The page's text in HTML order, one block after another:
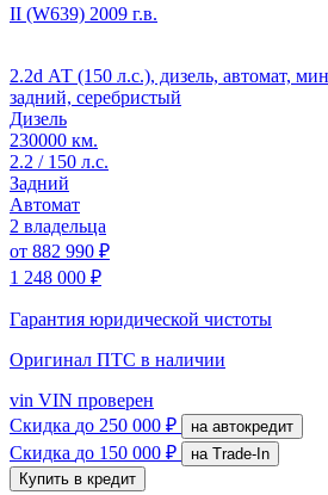
II (W639) 2009 г.в.
2.2d АТ (150 л.с.), дизель, автомат,
задний, серебристый
Дизель
230000 км.
2.2 / 150 л.с.
Задний
Автомат
2 владельца
от 882 990 ₽
1 248 000 ₽
Гарантия юридической чистоты
Оригинал ПТС в наличии
vin VIN проверен
Скидка до 250 000 ₽ на автокредит
Скидка до 150 000 ₽
на Trade-In
Купить в кредит